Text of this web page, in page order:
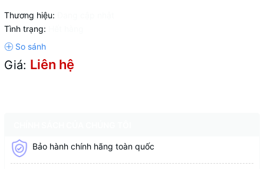
Thương hiệu:
Tình trạng:
Giá: Liên hệ
Bảo hành chính hãng toàn quốc